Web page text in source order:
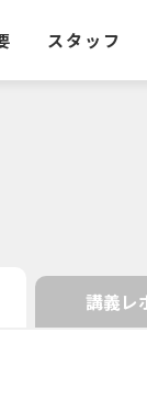
スタッフ
講義レ